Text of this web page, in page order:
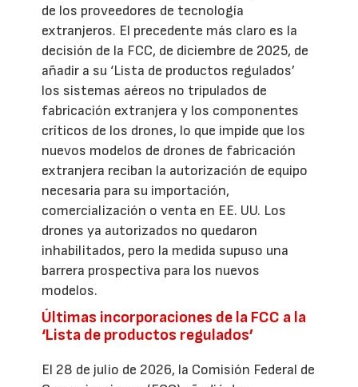
de los proveedores de tecnología
extranjeros. El precedente más claro es la
decisión de la FCC, de diciembre de 2025, de
añadir a su ‘Lista de productos regulados’
los sistemas aéreos no tripulados de
fabricación extranjera y los componentes
críticos de los drones, lo que impide que los
nuevos modelos de drones de fabricación
extranjera reciban la autorización de equipo
necesaria para su importación,
comercialización o venta en EE. UU. Los
drones ya autorizados no quedaron
inhabilitados, pero la medida supuso una
barrera prospectiva para los nuevos
modelos.
Últimas incorporaciones de la FCC a la
‘Lista de productos regulados’
El 28 de julio de 2026, la Comisión Federal de